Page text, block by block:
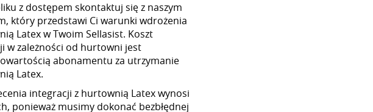
z dostępem skontaktuj się z naszym
który przedstawi Ci warunki wdrożenia
Latex w Twoim Sellasist. Koszt
w zależności od hurtowni jest
abonamentu za utrzymanie
Latex.
integracji z hurtownią Latex wynosi
ponieważ musimy dokonać bezbłędnej